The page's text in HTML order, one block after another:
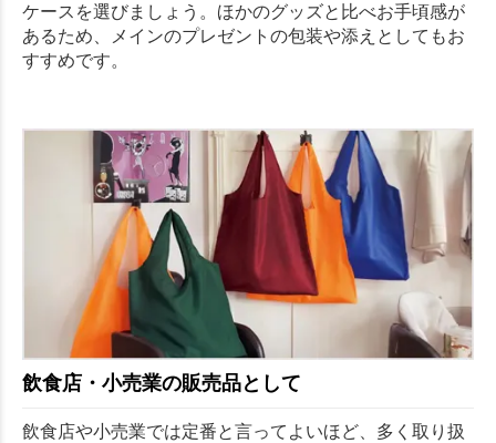
ケースを選びましょう。ほかのグッズと比べお手頃感が
あるため、メインのプレゼントの包装や添えとしてもお
すすめです。
飲食店・小売業の販売品として
飲食店や小売業では定番と言ってよいほど、多く取り扱